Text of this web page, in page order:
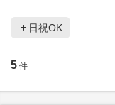
日祝OK
5 件